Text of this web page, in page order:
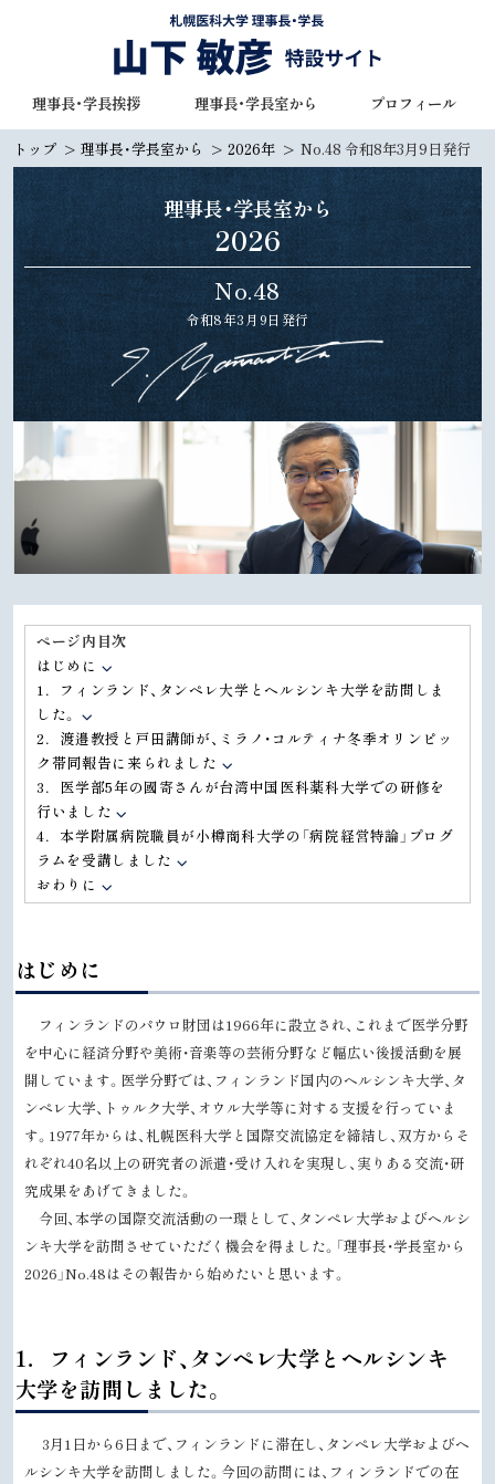
ニ
ュ
ー
札幌医科大学 理事長・学長
山下 敏彦 特設サイト
理事長・学長挨拶 理事長・学長室から プロフィール
トップ 理事長・学長室から 2026年 No.48 令和8年3月9日発行
理事長・学長室から
2026
No.48
令和8年3月9日発行
ページ内目次
はじめに
1．フィンランド、タンペレ大学とヘルシンキ大学を訪問しま
した。
2．渡邉教授と戸田講師が、ミラノ・コルティナ冬季オリンピッ
ク帯同報告に来られました
3．医学部5年の國寄さんが台湾中国医科薬科大学での研修を
行いました
4．本学附属病院職員が小樽商科大学の「病院経営特論」プログ
ラムを受講しました
おわりに
はじめに
フィンランドのパウロ財団は1966年に設立され、これまで医学分野
を中心に経済分野や美術・音楽等の芸術分野など幅広い後援活動を展
開しています。医学分野では、フィンランド国内のヘルシンキ大学、タ
ンペレ大学、トゥルク大学、オウル大学等に対する支援を行っていま
す。1977年からは、札幌医科大学と国際交流協定を締結し、双方からそ
れぞれ40名以上の研究者の派遣・受け入れを実現し、実りある交流・研
究成果をあげてきました。
今回、本学の国際交流活動の一環として、タンペレ大学およびヘルシ
ンキ大学を訪問させていただく機会を得ました。「理事長・学長室から
2026」No.48はその報告から始めたいと思います。
ッ
プ
1．フィンランド、タンペレ大学とヘルシンキ
大学を訪問しました。
3月1日から6日まで、フィンランドに滞在し、タンペレ大学およびヘ
ルシンキ大学を訪問しました。今回の訪問には、フィンランドでの在